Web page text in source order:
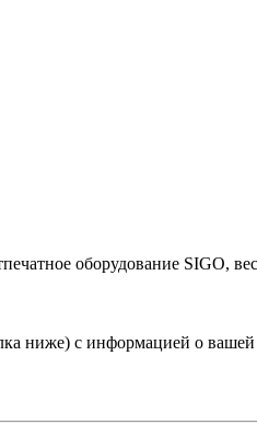
оборудование SIGO,
ниже) с информацией о